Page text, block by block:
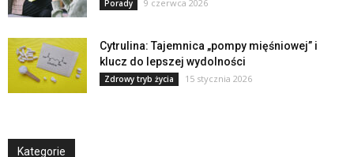
Porady 9 czerwca 2026
Cytrulina: Tajemnica „pompy mięśniowej” i
klucz do lepszej wydolności
Zdrowy tryb życia 15 stycznia 2026
Kategorie